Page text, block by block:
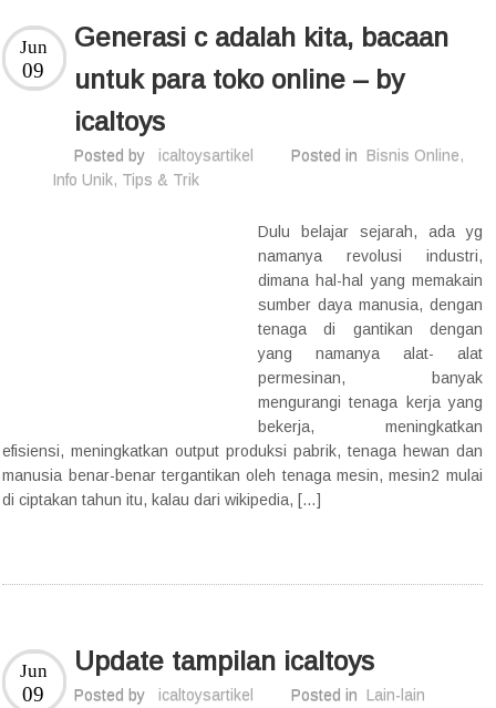
Generasi c adalah kita, bacaan
untuk para toko online – by
icaltoys
Jun
09
Posted by icaltoysartikel Posted in Bisnis Online,
Info Unik, Tips & Trik
Dulu belajar sejarah, ada yg
namanya revolusi industri,
dimana hal-hal yang memakain
sumber daya manusia, dengan
tenaga di gantikan dengan
yang namanya alat- alat
permesinan, banyak
mengurangi tenaga kerja yang
bekerja, meningkatkan
efisiensi, meningkatkan output produksi pabrik, tenaga hewan dan
manusia benar-benar tergantikan oleh tenaga mesin, mesin2 mulai
di ciptakan tahun itu, kalau dari wikipedia, […]
Update tampilan icaltoys
Jun
09 Posted by icaltoysartikel Posted in Lain-lain